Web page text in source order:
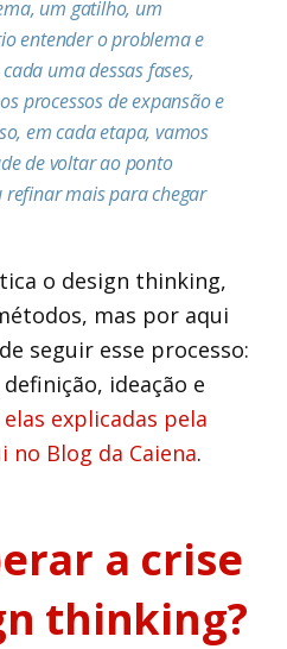
um gatilho, um
entender o problema e
uma dessas fases,
processos de expansão e
em cada etapa, vamos
de voltar ao ponto
mais para chegar
o design thinking,
mas por aqui
seguir esse processo:
ideação e
explicadas pela
no Blog da Caiena.
a crise
thinking?